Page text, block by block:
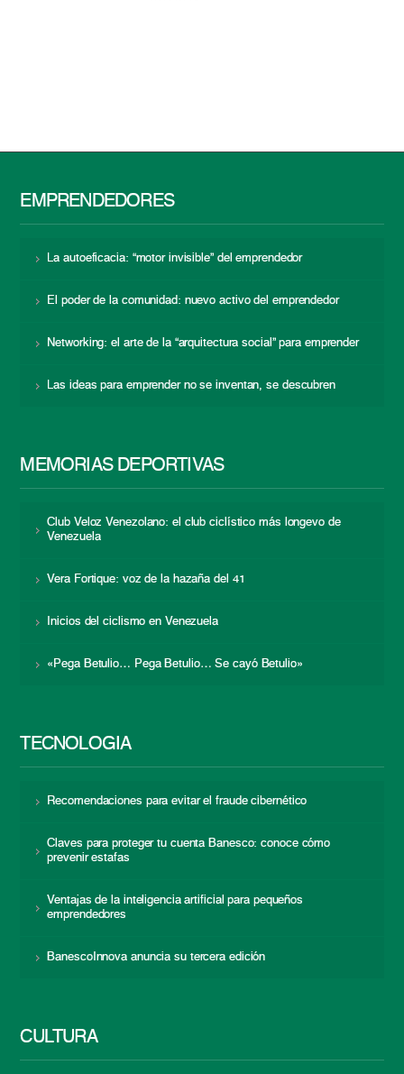
EMPRENDEDORES
La autoeficacia: “motor invisible” del emprendedor
El poder de la comunidad: nuevo activo del emprendedor
Networking: el arte de la “arquitectura social” para emprender
Las ideas para emprender no se inventan, se descubren
MEMORIAS DEPORTIVAS
Club Veloz Venezolano: el club ciclístico más longevo de
Venezuela
Vera Fortique: voz de la hazaña del 41
Inicios del ciclismo en Venezuela
«Pega Betulio… Pega Betulio… Se cayó Betulio»
TECNOLOGÍA
Recomendaciones para evitar el fraude cibernético
Claves para proteger tu cuenta Banesco: conoce cómo
prevenir estafas
Ventajas de la inteligencia artificial para pequeños
emprendedores
BanescoInnova anuncia su tercera edición
CULTURA